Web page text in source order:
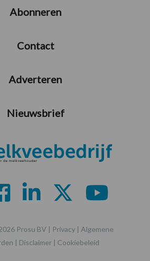
Abonneren
Contact
Adverteren
Nieuwsbrief
Prosu BV | Privacy | Algemene
| Disclaimer | Cookiebeleid